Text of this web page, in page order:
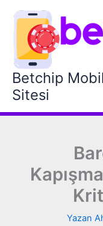
Betchip
Sitesi
Yazan